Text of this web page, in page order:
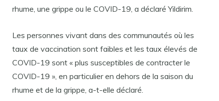
rhume, une grippe ou le COVID-19, a déclaré Yildirim.
Les personnes vivant dans des communautés où les
taux de vaccination sont faibles et les taux élevés de
COVID-19 sont « plus susceptibles de contracter le
COVID-19 », en particulier en dehors de la saison du
rhume et de la grippe, a-t-elle déclaré.